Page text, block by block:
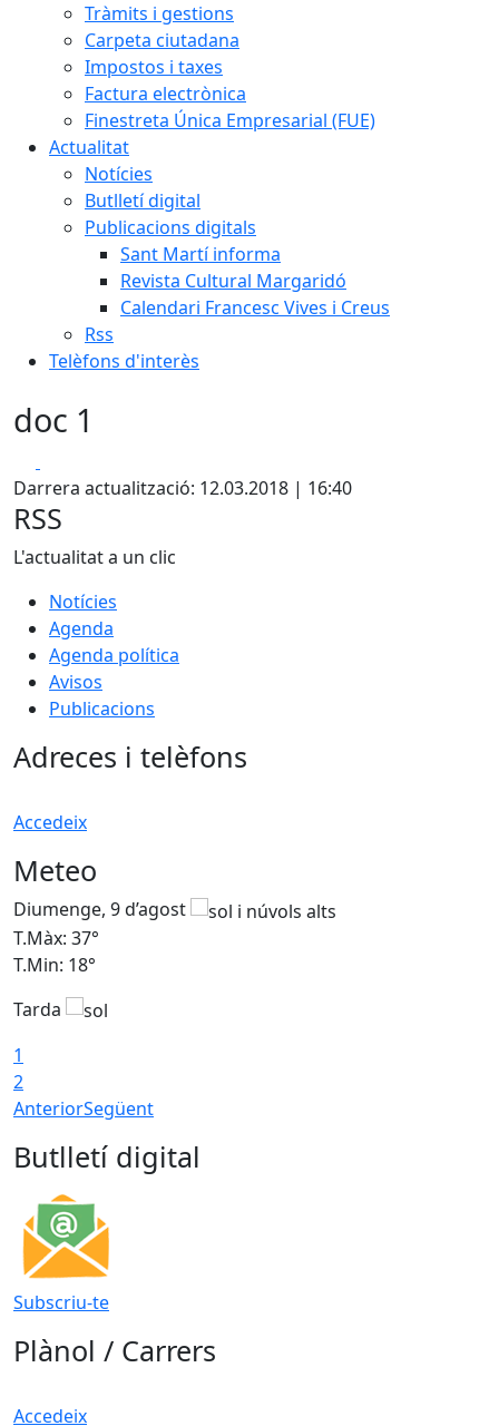
Tràmits i gestions
Carpeta ciutadana
Impostos i taxes
Factura electrònica
Finestreta Única Empresarial (FUE)
Actualitat
Notícies
Butlletí digital
Publicacions digitals
Sant Martí informa
Revista Cultural Margaridó
Calendari Francesc Vives i Creus
Rss
Telèfons d'interès
doc 1
Darrera actualització: 12.03.2018 | 16:40
RSS
L'actualitat a un clic
Notícies
Agenda
Agenda política
Avisos
Publicacions
Adreces i telèfons
Accedeix
Meteo
Diumenge, 9 d’agost
T.Màx: 37°
T.Min: 18°
Tarda
1
2
AnteriorSegüent
Butlletí digital
Subscriu-te
Plànol / Carrers
Accedeix